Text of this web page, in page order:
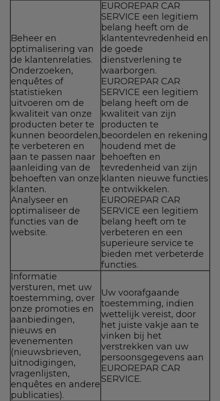
Beheer en
optimalisering van
de klantenrelaties.
Onderzoeken,
enquêtes of
statistieken
uitvoeren om de
kwaliteit van onze
producten beter te
kunnen beoordelen,
te verbeteren en
aan te passen naar
aanleiding van de
behoeften van onze
klanten.
Analyseer en
optimaliseer de
functies van de
website.
EUROREPAR CAR
SERVICE een legitiem
belang heeft om de
klantentevredenheid en
de goede
dienstverlening te
waarborgen.
EUROREPAR CAR
SERVICE een legitiem
belang heeft om de
kwaliteit van zijn
producten te
beoordelen en rekening
houdend met de
behoeften en
tevredenheid van zijn
klanten nieuwe functies
te ontwikkelen.
EUROREPAR CAR
SERVICE een legitiem
belang heeft om te
verbeteren en een
superieure service te
bieden met verbeterde
functies.
Informatie
versturen, met uw
toestemming, over
onze promoties en
aanbiedingen,
nieuws en
evenementen
(nieuwsbrieven,
uitnodigingen,
vragenlijsten,
enquêtes en andere
publicaties).
Uw voorafgaande
toestemming, indien
wettelijk vereist, door
het juiste vakje aan te
vinken bij het
verstrekken van uw
persoonsgegevens aan
EUROREPAR CAR
SERVICE.